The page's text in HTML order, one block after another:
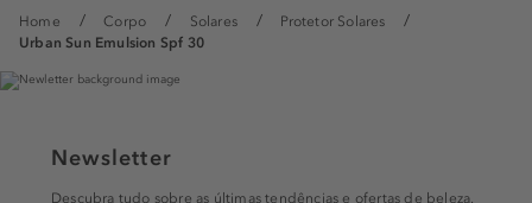
Home Corpo Solares
Protetor Solares
Urban Sun Emulsion Spf 30
Newsletter
Descubra tudo sobre as últimas tendências e ofertas de beleza.